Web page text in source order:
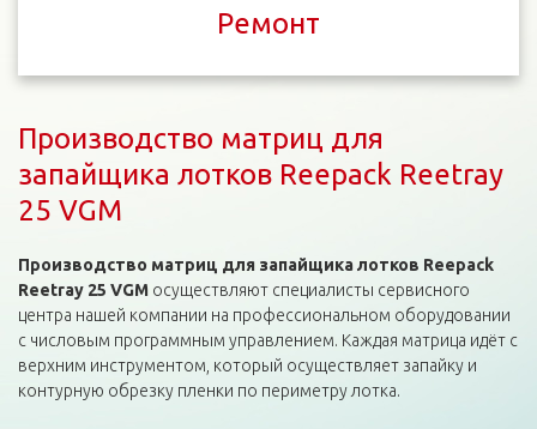
Ремонт
Производство матриц для
запайщика лотков Reepack Reetray
25 VGM
Производство матриц для запайщика лотков Reepack
Reetray 25 VGM осуществляют специалисты сервисного
центра нашей компании на профессиональном оборудовании
с числовым программным управлением. Каждая матрица идёт с
верхним инструментом, который осуществляет запайку и
контурную обрезку пленки по периметру лотка.